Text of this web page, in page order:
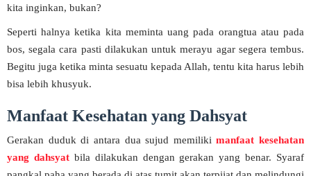
kita inginkan, bukan?
Seperti halnya ketika kita meminta uang pada orangtua atau pada
bos, segala cara pasti dilakukan untuk merayu agar segera tembus.
Begitu juga ketika minta sesuatu kepada Allah, tentu kita harus lebih
bisa lebih khusyuk.
Manfaat Kesehatan yang Dahsyat
Gerakan duduk di antara dua sujud memilikimanfaat kesehatan
yang dahsyatbila dilakukan dengan gerakan yang benar. Syaraf